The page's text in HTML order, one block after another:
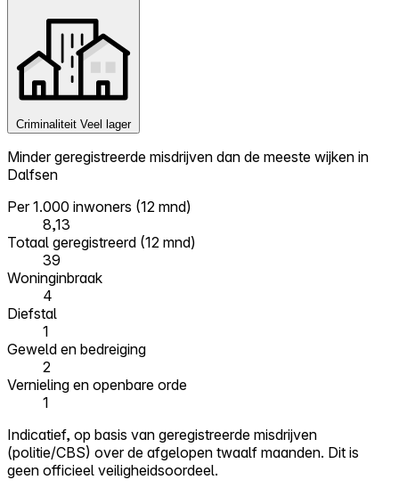
Criminaliteit Veel lager
Minder geregistreerde misdrijven dan de meeste wijken in
Dalfsen
Per 1.000 inwoners (12 mnd)
8,13
Totaal geregistreerd (12 mnd)
39
Woninginbraak
4
Diefstal
1
Geweld en bedreiging
2
Vernieling en openbare orde
1
Indicatief, op basis van geregistreerde misdrijven
(politie/CBS) over de afgelopen twaalf maanden. Dit is
geen officieel veiligheidsoordeel.